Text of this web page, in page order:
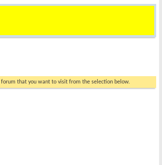
forum that you want to visit from the selection below.